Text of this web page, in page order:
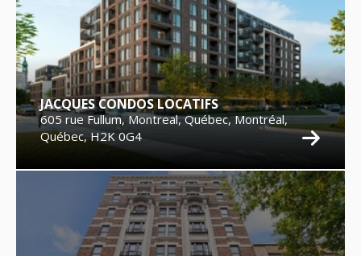
JACQUES CONDOS LOCATIFS
605 rue Fullum, Montreal, Québec, Montréal,
Québec, H2K 0G4